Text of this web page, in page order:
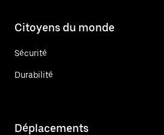
Citoyens du monde
Sécurité
Durabilité
Déplacements